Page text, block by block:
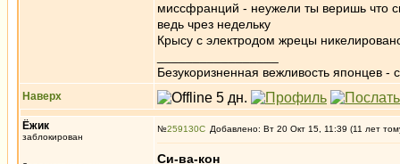
миссфранций - неужели ты веришь что
ведь чрез недельку
Крысу с электродом жрецы
Безукоризненная вежливость японцев -
Наверх
Ёжик
заблокирован
№259130 Добавлено: Вт 20 Окт 15, 11:39 (11 лет
Си-ва-кон